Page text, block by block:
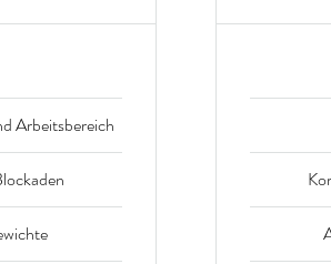
Arbeitsbereich